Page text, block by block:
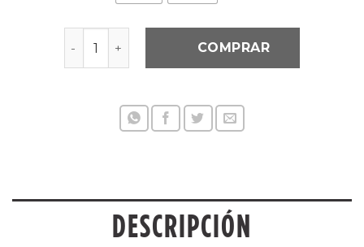
COMPRAR
DESCRIPCIÓN